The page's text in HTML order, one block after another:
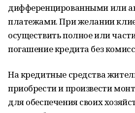
дифференцированными или
платежами. При желании
осуществить полное или
погашение кредита без
На кредитные средства
приобрести и произвести
для обеспечения своих